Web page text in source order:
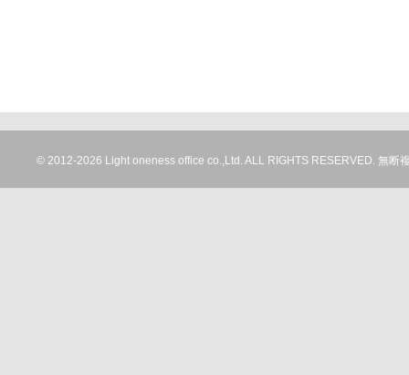
© 2012-2026 Light oneness office co.,Ltd. ALL RIGHTS RESERVED. 無断